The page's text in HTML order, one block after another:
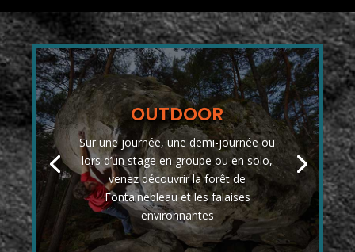
OUTDOOR
Sur une journée, une demi-journée ou
lors d’un stage en groupe ou en solo,
venez découvrir la forêt de
Fontainebleau et les falaises
environnantes